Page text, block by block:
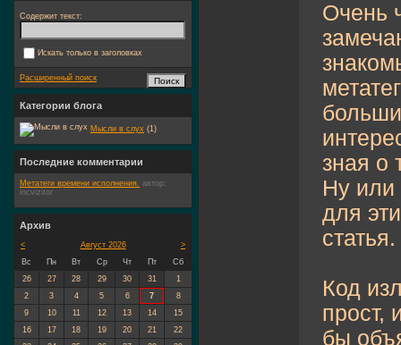
Очень
зная о
Ну или
для
статья.
Код
прост,
бы
Содержит текст:
Искать только в заголовках
Расширенный поиск
Категории блога
Мысли в слух (1)
Последние комментарии
Метатеги времени исполнения. автор:
incvizitor
Архив
< >
Август 2026
Вс
Пн Вт Ср Чт Пт
Сб
26
27 28 29 30 31
1
2
3 4 5 6 7
8
9
10 11 12 13 14
15
16
17 18 19 20 21
22